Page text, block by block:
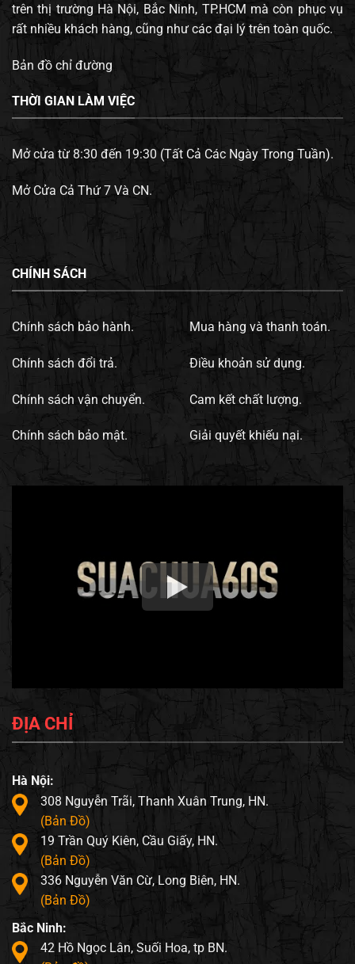
trên thị trường Hà Nội, Bắc Ninh, TP.HCM mà còn phục vụ
rất nhiều khách hàng, cũng như các đại lý trên toàn quốc.
Bản đồ chỉ đường
THỜI GIAN LÀM VIỆC
Mở cửa từ 8:30 đến 19:30 (Tất Cả Các Ngày Trong Tuần).
Mở Cửa Cả Thứ 7 Và CN.
CHÍNH SÁCH
Chính sách bảo hành.
Chính sách đổi trả.
Chính sách vận chuyển.
Chính sách bảo mật.
Mua hàng và thanh toán.
Điều khoản sử dụng.
Cam kết chất lượng.
Giải quyết khiếu nại.
ĐỊA CHỈ
Hà Nội:
308 Nguyễn Trãi, Thanh Xuân Trung, HN.
(Bản Đồ)
19 Trần Quý Kiên, Cầu Giấy, HN.
(Bản Đồ)
336 Nguyễn Văn Cừ, Long Biên, HN.
(Bản Đồ)
Bắc Ninh:
42 Hồ Ngọc Lân, Suối Hoa, tp BN.